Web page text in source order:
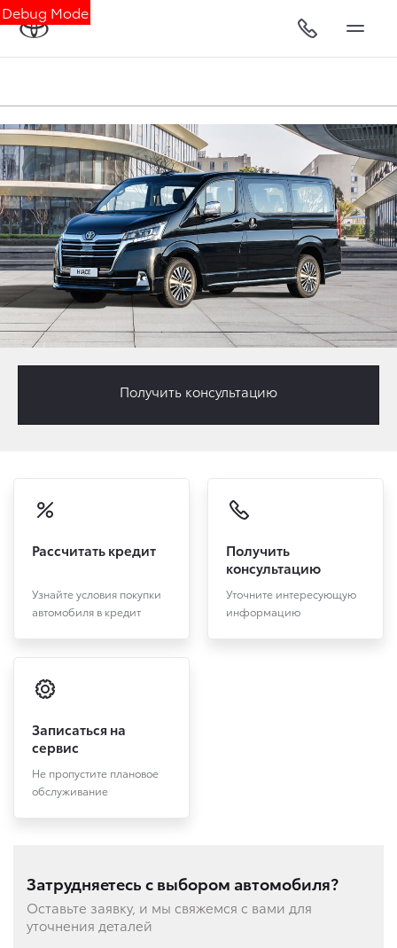
Debug Mode
Рассчитать кредит
Узнайте условия покупки
автомобиля в кредит
Получить
консультацию
Уточните интересующую
информацию
Записаться на
сервис
Не пропустите плановое
обслуживание
Затрудняетесь с выбором автомобиля?
Оставьте заявку, и мы свяжемся с вами для
уточнения деталей